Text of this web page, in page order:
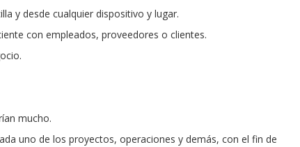
y desde cualquier dispositivo y lugar.
con empleados, proveedores o clientes.
mucho.
uno de los proyectos, operaciones y demás, con el fin de